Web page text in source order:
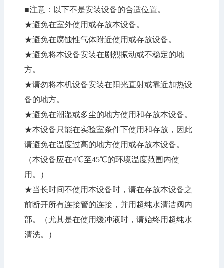
■注意：以下不是安装设备的合适位置。
★避免在室外使用或存放本设备。
★避免在腐蚀性气体附近使用或存放设备。
★避免将本设备安装在剧烈振动或不稳定的地
方。
★请勿将本机设备安装在阳光直射或靠近加热设
备的地方。
★避免在潮湿或多尘的地方使用和存放本设备。
★本设备只能在实验室条件下使用和存放，因此
请避免在温度过高的地方使用或存放本设备。
（本设备应在4℃至45℃的环境温度范围内使
用。）
★当长时间不使用本设备时，请在存放本设备之
前断开所有连接管的连接，并用超纯水清洁阀内
部。（尤其是在使用缓冲液时，请始终用超纯水
清洗。）